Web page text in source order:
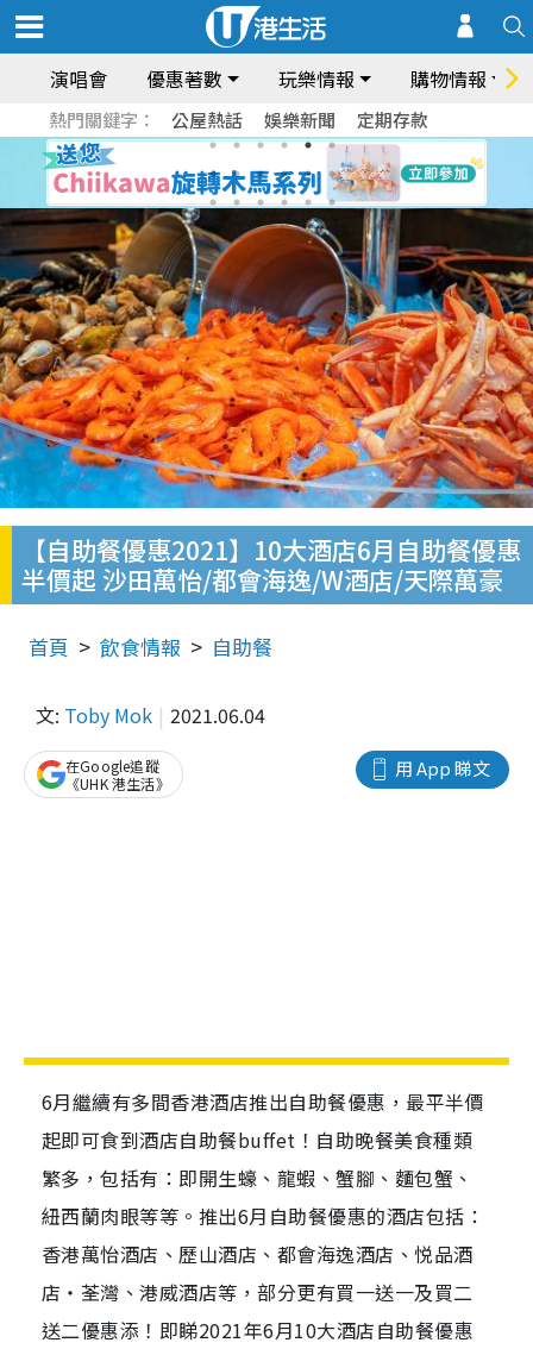
演唱會 優惠著數 玩樂情報 購物情報
熱門關鍵字： 公屋熱話 娛樂新聞 定期存款
【自助餐優惠2021】10大酒店6月自助餐優惠
半價起 沙田萬怡/都會海逸/W酒店/天際萬豪
首頁 飲食情報 自助餐
文: Toby Mok 2021.06.04
用 App 睇文
在Google追蹤
《UHK 港生活》
6月繼續有多間香港酒店推出自助餐優惠，最平半價
起即可食到酒店自助餐buffet！自助晚餐美食種類
繁多，包括有：即開生蠔、龍蝦、蟹腳、麵包蟹、
紐西蘭肉眼等等。推出6月自助餐優惠的酒店包括：
香港萬怡酒店、歷山酒店、都會海逸酒店、悦品酒
店‧荃灣、港威酒店等，部分更有買一送一及買二
送二優惠添！即睇2021年6月10大酒店自助餐優惠